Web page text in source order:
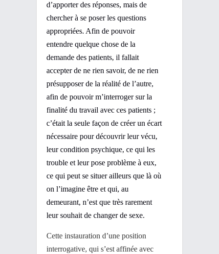
d’apporter des réponses, mais de
chercher à se poser les questions
appropriées. Afin de pouvoir
entendre quelque chose de la
demande des patients, il fallait
accepter de ne rien savoir, de ne rien
présupposer de la réalité de l’autre,
afin de pouvoir m’interroger sur la
finalité du travail avec ces patients ;
c’était la seule façon de créer un écart
nécessaire pour découvrir leur vécu,
leur condition psychique, ce qui les
trouble et leur pose problème à eux,
ce qui peut se situer ailleurs que là où
on l’imagine être et qui, au
demeurant, n’est que très rarement
leur souhait de changer de sexe.
Cette instauration d’une position
interrogative, qui s’est affinée avec